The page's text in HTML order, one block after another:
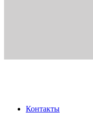
Контакты